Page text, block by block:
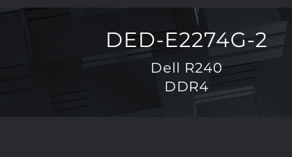
DED-E2274G-2
Dell R240
DDR4